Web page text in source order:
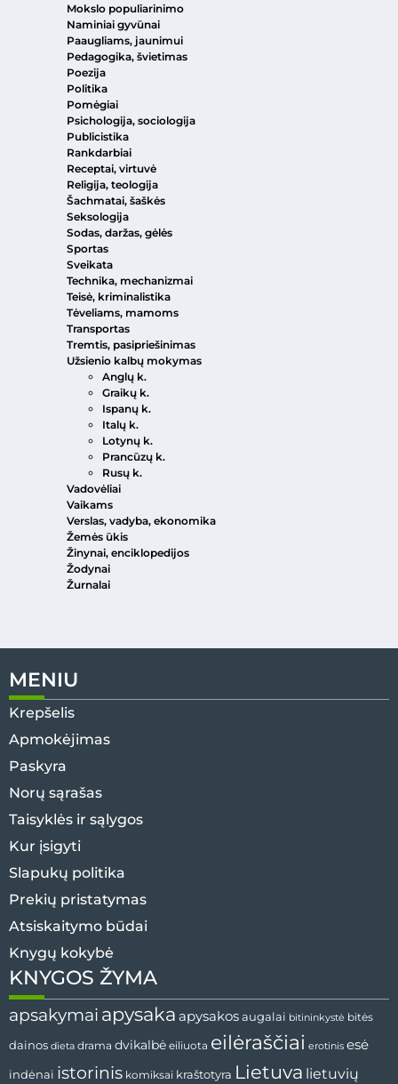
Mokslo populiarinimo
Naminiai gyvūnai
Paaugliams, jaunimui
Pedagogika, švietimas
Poezija
Politika
Pomėgiai
Psichologija, sociologija
Publicistika
Rankdarbiai
Receptai, virtuvė
Religija, teologija
Šachmatai, šaškės
Seksologija
Sodas, daržas, gėlės
Sportas
Sveikata
Technika, mechanizmai
Teisė, kriminalistika
Tėveliams, mamoms
Transportas
Tremtis, pasipriešinimas
Užsienio kalbų mokymas
Anglų k.
Graikų k.
Ispanų k.
Italų k.
Lotynų k.
Prancūzų k.
Rusų k.
Vadovėliai
Vaikams
Verslas, vadyba, ekonomika
Žemės ūkis
Žinynai, enciklopedijos
Žodynai
Žurnalai
MENIU
Krepšelis
Apmokėjimas
Paskyra
Norų sąrašas
Taisyklės ir sąlygos
Kur įsigyti
Slapukų politika
Prekių pristatymas
Atsiskaitymo būdai
Knygų kokybė
KNYGOS ŽYMA
apsakymai apysaka apysakos augalai bitininkystė bitės
dainos dieta drama dvikalbė eiliuota eilėraščiai erotinis esė
indėnai istorinis komiksai kraštotyra Lietuva lietuvių